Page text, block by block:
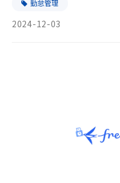
勤怠管理
2024-12-03